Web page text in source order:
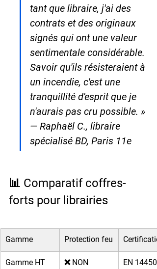
tant que libraire, j'ai des
contrats et des originaux
signés qui ont une valeur
sentimentale considérable.
Savoir qu'ils résisteraient à
un incendie, c'est une
tranquillité d'esprit que je
n'aurais pas cru possible. »
— Raphaël C., libraire
spécialisé BD, Paris 11e
📊 Comparatif coffres-
forts pour librairies
Gamme Protection feu
Gamme HT ❌ NON EN 14450